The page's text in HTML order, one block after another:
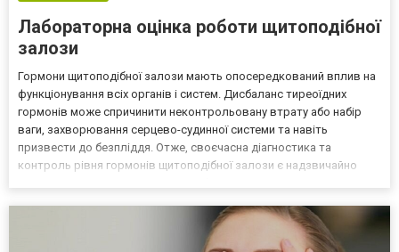
Лабораторна оцінка роботи щитоподібної
залози
Гормони щитоподібної залози мають опосередкований вплив на
функціонування всіх органів і систем. Дисбаланс тиреоїдних
гормонів може спричинити неконтрольовану втрату або набір
ваги, захворювання серцево-судинної системи та навіть
призвести до безпліддя. Отже, своєчасна діагностика та
контроль рівня гормонів щитоподібної залози є надзвичайно